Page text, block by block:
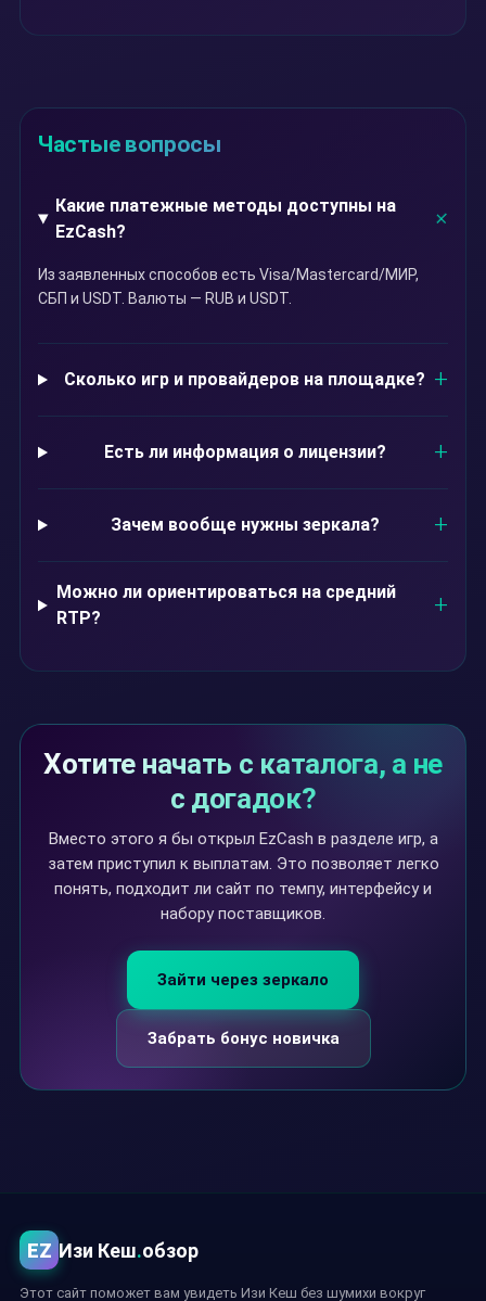
Частые вопросы
Какие платежные методы доступны на
EzCash?
Из заявленных способов есть Visa/Mastercard/МИР,
СБП и USDT. Валюты — RUB и USDT.
Сколько игр и провайдеров на площадке?
Есть ли информация о лицензии?
Зачем вообще нужны зеркала?
Можно ли ориентироваться на средний
RTP?
Хотите начать с каталога, а не
с догадок?
Вместо этого я бы открыл EzCash в разделе игр, а
затем приступил к выплатам. Это позволяет легко
понять, подходит ли сайт по темпу, интерфейсу и
набору поставщиков.
Зайти через зеркало
Забрать бонус новичка
EZ Изи Кеш.обзор
Этот сайт поможет вам увидеть Изи Кеш без шумихи вокруг